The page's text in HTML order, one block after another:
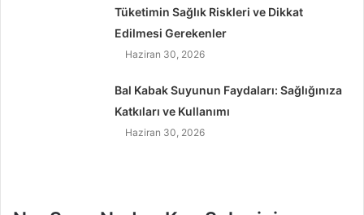
Tüketimin Sağlık Riskleri ve Dikkat
Edilmesi Gerekenler
Haziran 30, 2026
Bal Kabak Suyunun Faydaları: Sağlığınıza
Katkıları ve Kullanımı
Haziran 30, 2026